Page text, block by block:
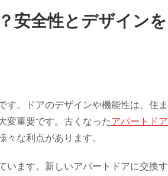
安全性とデザインを
す。ドアのデザインや機能性は、住ま
変重要です。古くなったアパートドア
な利点があります。
います。新しいアパートドアに交換す